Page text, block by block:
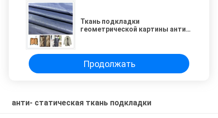
Ткань подкладки
геометрической картины анти-
Продолжать
анти- статическая ткань подкладки